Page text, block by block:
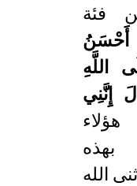
فئة
أَحْسَنُ
اللَّهِ
إِنَّنِي
هؤلاء
بهذه
الله